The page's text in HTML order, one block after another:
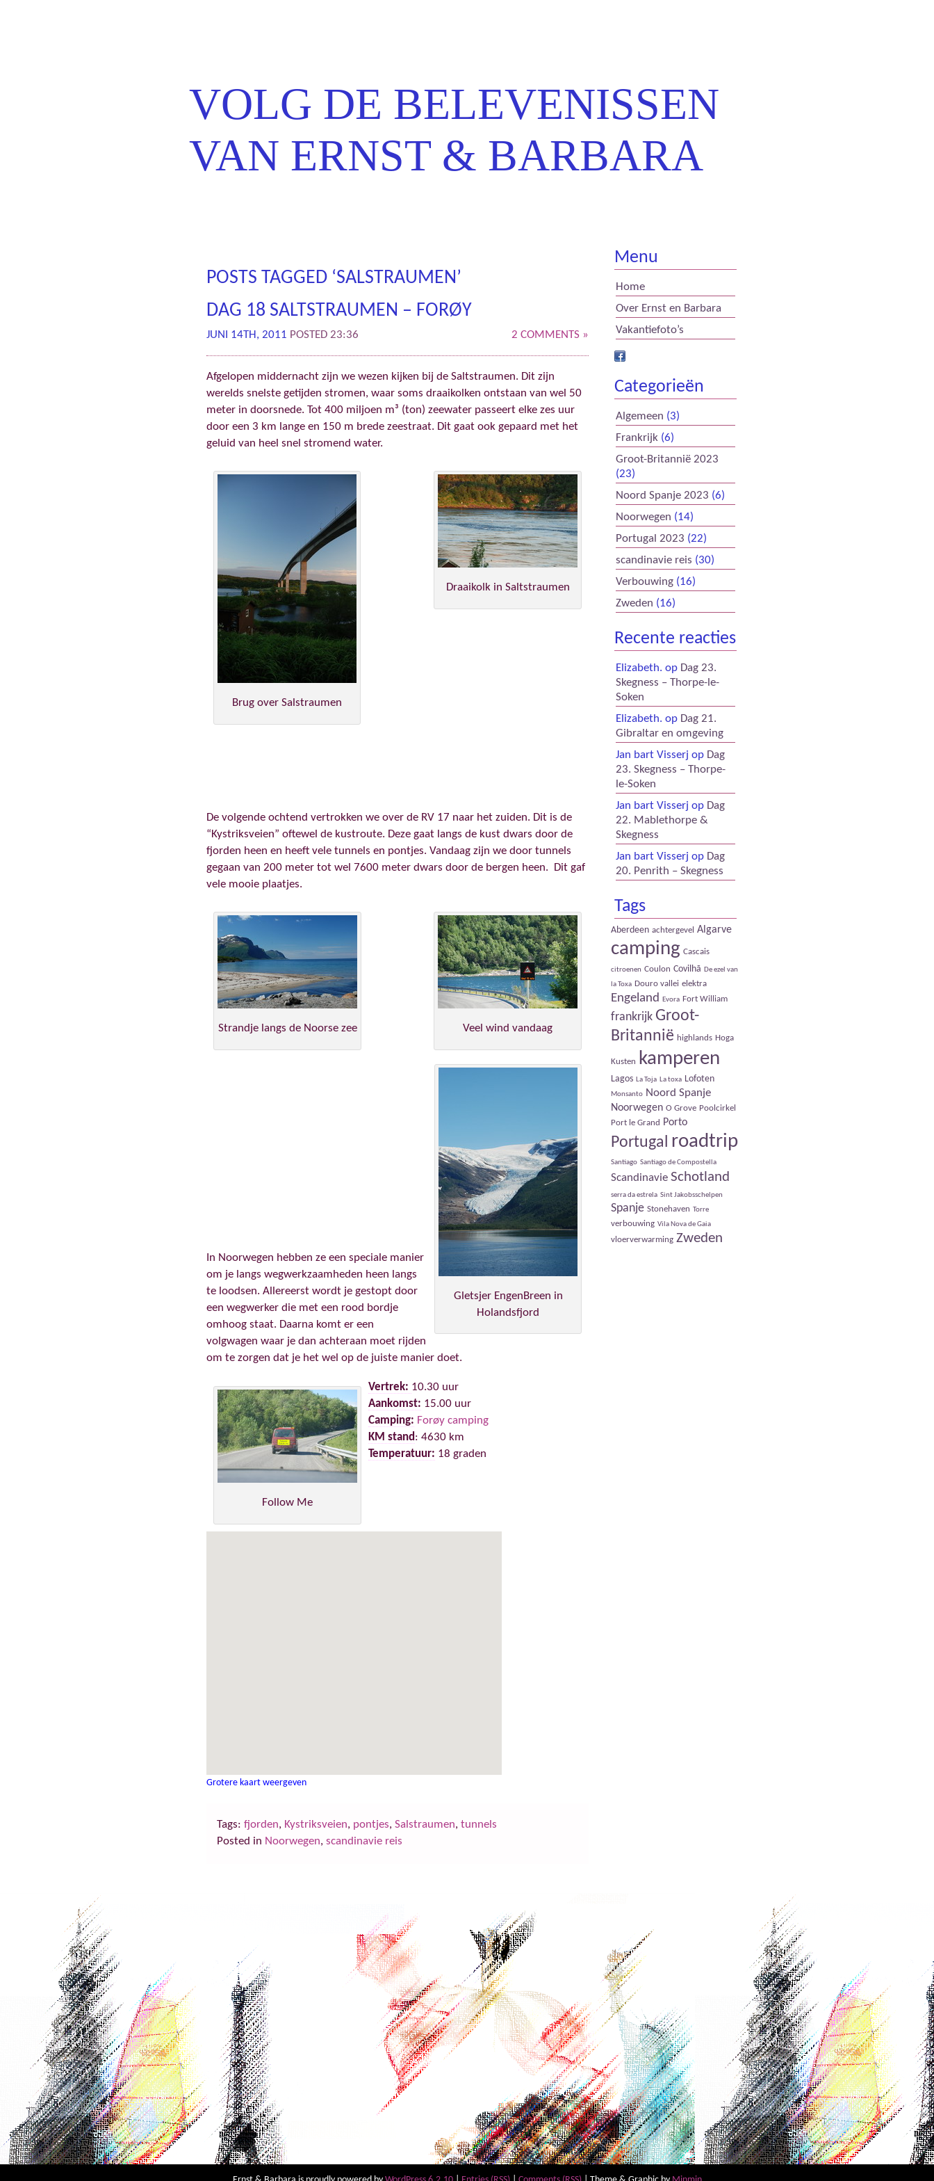
VOLG DE BELEVENISSEN
VAN ERNST & BARBARA
POSTS TAGGED ‘SALSTRAUMEN’
DAG 18 SALTSTRAUMEN – FORØY
2 COMMENTS »
JUNI 14TH, 2011 POSTED 23:36
Afgelopen middernacht zijn we wezen kijken bij de Saltstraumen. Dit zijn
werelds snelste getijden stromen, waar soms draaikolken ontstaan van wel 50
meter in doorsnede. Tot 400 miljoen m³ (ton) zeewater passeert elke zes uur
door een 3 km lange en 150 m brede zeestraat. Dit gaat ook gepaard met het
geluid van heel snel stromend water.
Brug over Salstraumen
Draaikolk in Saltstraumen
De volgende ochtend vertrokken we over de RV 17 naar het zuiden. Dit is de
“Kystriksveien” oftewel de kustroute. Deze gaat langs de kust dwars door de
fjorden heen en heeft vele tunnels en pontjes. Vandaag zijn we door tunnels
gegaan van 200 meter tot wel 7600 meter dwars door de bergen heen. Dit gaf
vele mooie plaatjes.
Strandje langs de Noorse zee Veel wind vandaag
Gletsjer EngenBreen in
Holandsfjord
In Noorwegen hebben ze een speciale manier
om je langs wegwerkzaamheden heen langs
te loodsen. Allereerst wordt je gestopt door
een wegwerker die met een rood bordje
omhoog staat. Daarna komt er een
volgwagen waar je dan achteraan moet rijden
om te zorgen dat je het wel op de juiste manier doet.
Follow Me
Vertrek: 10.30 uur
Aankomst: 15.00 uur
Camping: Forøy camping
KM stand: 4630 km
Temperatuur: 18 graden
Grotere kaart weergeven
Tags: fjorden, Kystriksveien, pontjes, Salstraumen, tunnels
Posted in Noorwegen, scandinavie reis
Menu
Home
Over Ernst en Barbara
Vakantiefoto’s
Categorieën
Algemeen (3)
Frankrijk (6)
Groot-Britannië 2023
(23)
Noord Spanje 2023 (6)
Noorwegen (14)
Portugal 2023 (22)
scandinavie reis (30)
Verbouwing (16)
Zweden (16)
Recente reacties
Elizabeth. op Dag 23.
Skegness – Thorpe-le-
Soken
Elizabeth. op Dag 21.
Gibraltar en omgeving
Jan bart Visserj op Dag
23. Skegness – Thorpe-
le-Soken
Jan bart Visserj op Dag
22. Mablethorpe &
Skegness
Jan bart Visserj op Dag
20. Penrith – Skegness
Tags
Aberdeen achtergevel Algarve
camping Cascais
citroenen Coulon Covilhã De ezel van
la Toxa Douro vallei elektra
Engeland Evora Fort William
frankrijk Groot-
Britannië highlands Hoga
Kusten kamperen
Lagos La Toja La toxa Lofoten
Monsanto Noord Spanje
Noorwegen O Grove Poolcirkel
Port le Grand
Porto
Portugal roadtrip
Santiago Santiago de Compostella
Scandinavie Schotland
serra da estrela Sint Jakobsschelpen
Spanje Stonehaven Torre
verbouwing Vila Nova de Gaia
vloerverwarming Zweden